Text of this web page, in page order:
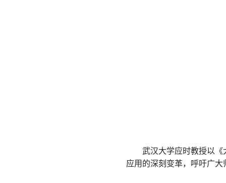
武汉大学应时教授以
应用的深刻变革，呼吁广